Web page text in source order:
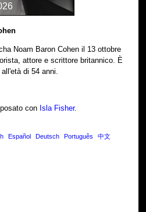
Noam Baron Cohen il 13 ottobre
attore e scrittore britannico. È
di 54 anni.
con Isla Fisher.
Español Deutsch Português 中文